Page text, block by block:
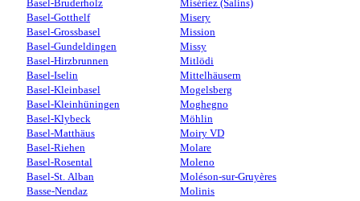
Basel-Bruderholz
Basel-Gotthelf
Basel-Grossbasel
Basel-Gundeldingen
Basel-Hirzbrunnen
Basel-Iselin
Basel-Kleinbasel
Basel-Kleinhüningen
Basel-Klybeck
Basel-Matthäus
Basel-Riehen
Basel-Rosental
Basel-St. Alban
Basse-Nendaz
Misériez (Salins)
Misery
Mission
Missy
Mitlödi
Mittelhäusern
Mogelsberg
Moghegno
Möhlin
Moiry VD
Molare
Moleno
Moléson-sur-Gruyères
Molinis